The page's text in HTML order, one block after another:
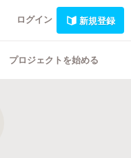
ログイン 新規登録
プロジェクトを始める